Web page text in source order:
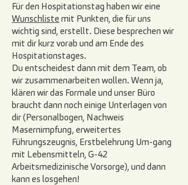
Für den Hospitationstag haben wir eine
Wunschliste mit Punkten, die für uns
wichtig sind, erstellt. Diese besprechen wir
mit dir kurz vorab und am Ende des
Hospitationstages.
Du entscheidest dann mit dem Team, ob
wir zusammenarbeiten wollen. Wenn ja,
klären wir das Formale und unser Büro
braucht dann noch einige Unterlagen von
dir (Personalbogen, Nachweis
Masernimpfung, erweitertes
Führungszeugnis, Erstbelehrung Um-gang
mit Lebensmitteln, G-42
Arbeitsmedizinische Vorsorge), und dann
kann es losgehen!